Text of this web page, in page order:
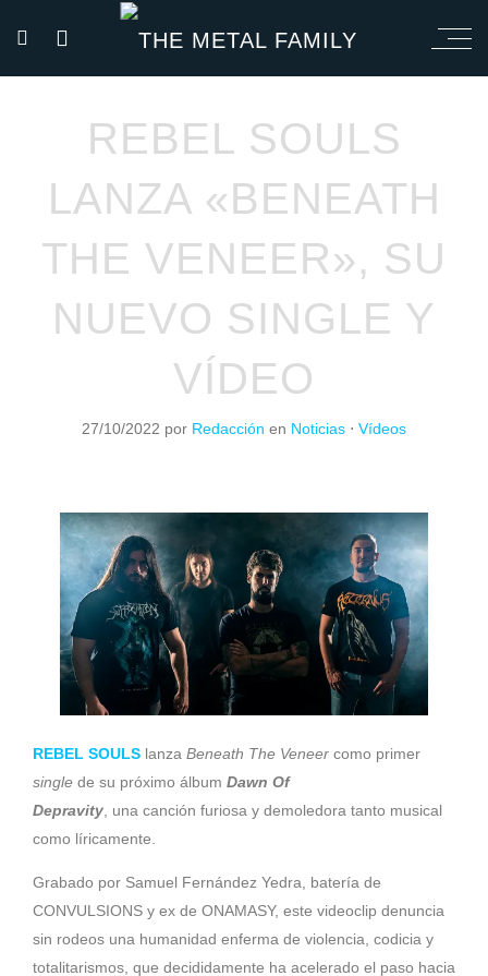
REBEL SOULS
LANZA «BENEATH
THE VENEER», SU
NUEVO SINGLE Y
VÍDEO
27/10/2022 por Redacción en Noticias ⋅ Vídeos
REBEL SOULS lanza Beneath The Veneer como primer
single de su próximo álbum Dawn Of
Depravity, una canción furiosa y demoledora tanto musical
como líricamente.
Grabado por Samuel Fernández Yedra, batería de
CONVULSIONS y ex de ONAMASY, este videoclip denuncia
sin rodeos una humanidad enferma de violencia, codicia y
totalitarismos, que decididamente ha acelerado el paso hacia